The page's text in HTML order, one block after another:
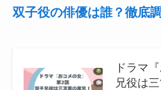
双子役の俳優は誰？徹底
ドラマ
兄役は